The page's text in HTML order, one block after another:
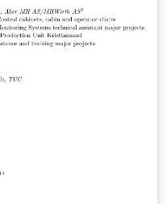
a graficar. El gráfico
valores de \(J_n(x)\)
de Bessel de primera
la cuadrícula
función de Bessel y